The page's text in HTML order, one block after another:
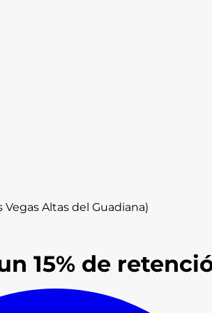
Vegas Altas del Guadiana)
15% de